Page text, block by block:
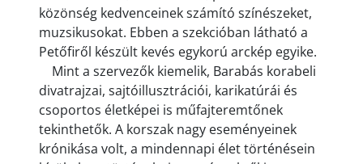
közönség kedvenceinek számító színészeket,
muzsikusokat. Ebben a szekcióban látható a
Petőfiről készült kevés egykorú arckép egyike.
Mint a szervezők kiemelik, Barabás korabeli
divatrajzai, sajtóillusztrációi, karikatúrái és
csoportos életképei is műfajteremtőnek
tekinthetők. A korszak nagy eseményeinek
krónikása volt, a mindennapi élet történésein